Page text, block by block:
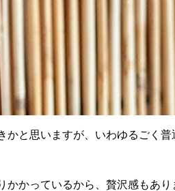
かと思いますが、いわゆるごく
かっているから、贅沢感もあり